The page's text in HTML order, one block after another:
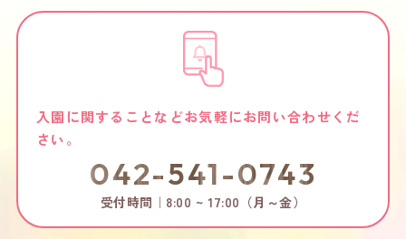
入園に関することなどお気軽にお問い合わせくだ
さい。
042-541-0743
受付時間｜8:00 ~ 17:00（月～金）